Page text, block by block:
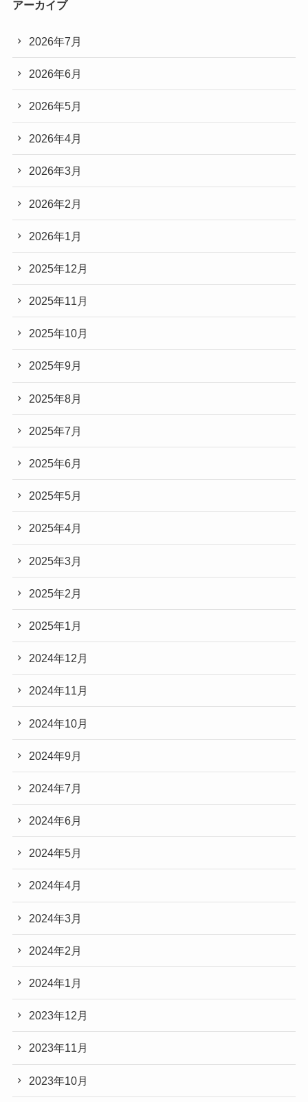
アーカイブ
2026年7月
2026年6月
2026年5月
2026年4月
2026年3月
2026年2月
2026年1月
2025年12月
2025年11月
2025年10月
2025年9月
2025年8月
2025年7月
2025年6月
2025年5月
2025年4月
2025年3月
2025年2月
2025年1月
2024年12月
2024年11月
2024年10月
2024年9月
2024年7月
2024年6月
2024年5月
2024年4月
2024年3月
2024年2月
2024年1月
2023年12月
2023年11月
2023年10月